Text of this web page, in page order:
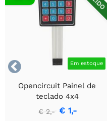
 Em estoque
Opencircuit Painel de
teclado 4x4
€ 2,- € 1,-